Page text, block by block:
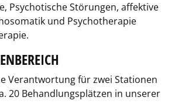
Psychotische Störungen, affektive
und Psychotherapie
Verantwortung für zwei Stationen
20 Behandlungsplätzen in unserer